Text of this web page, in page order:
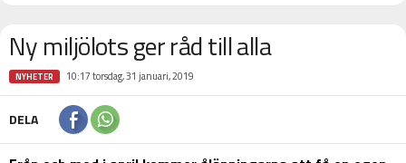
Ny miljölots ger råd till alla
NYHETER 10:17 torsdag, 31 januari, 2019
DELA